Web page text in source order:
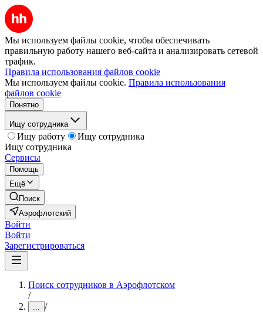
Мы используем файлы cookie, чтобы обеспечивать
правильную работу нашего веб-сайта и анализировать сетевой
трафик.
Правила использования файлов cookie
Мы используем файлы cookie. Правила использования
файлов cookie
Понятно
Ищу сотрудника
Ищу работу
Ищу сотрудника
Ищу сотрудника
Сервисы
Помощь
Ещё
Поиск
Аэрофлотский
Войти
Войти
Зарегистрироваться
Поиск сотрудников в Аэрофлотском
/
... /